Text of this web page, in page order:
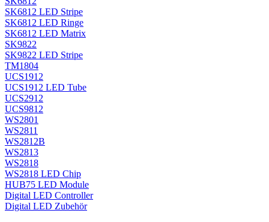
SK6812 LED Stripe
SK6812 LED Ringe
SK6812 LED Matrix
SK9822
SK9822 LED Stripe
TM1804
UCS1912
UCS1912 LED Tube
UCS2912
UCS9812
WS2801
WS2811
WS2812B
WS2813
WS2818
WS2818 LED Chip
HUB75 LED Module
Digital LED Controller
Digital LED Zubehör